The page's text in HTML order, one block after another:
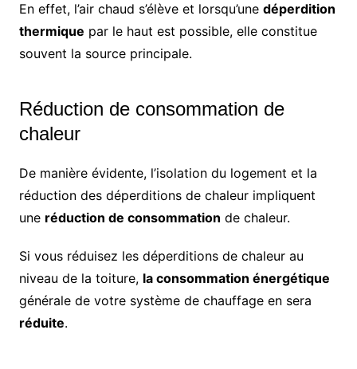
En effet, l’air chaud s’élève et lorsqu’une déperdition
thermique par le haut est possible, elle constitue
souvent la source principale.
Réduction de consommation de
chaleur
De manière évidente, l’isolation du logement et la
réduction des déperditions de chaleur impliquent
une réduction de consommation de chaleur.
Si vous réduisez les déperditions de chaleur au
niveau de la toiture, la consommation énergétique
générale de votre système de chauffage en sera
réduite.